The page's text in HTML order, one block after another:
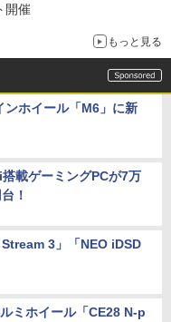
開催
もっと見る
ンホイール「M6」に新
載ゲーミングPCが7万
！
3」「NEO iDSD
ミホイール「CE28 N-p